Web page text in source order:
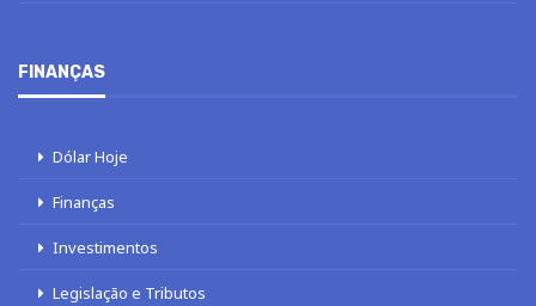
FINANÇAS
Dólar Hoje
Finanças
Investimentos
Legislação e Tributos